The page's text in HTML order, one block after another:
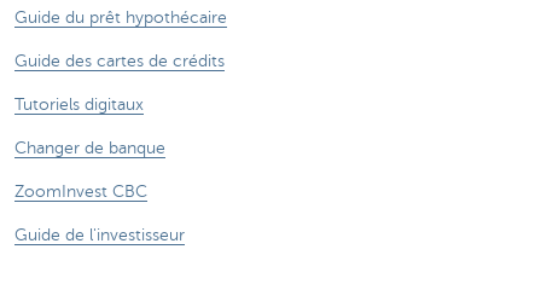
Guide du prêt hypothécaire
Guide des cartes de crédits
Tutoriels digitaux
Changer de banque
ZoomInvest CBC
Guide de l'investisseur